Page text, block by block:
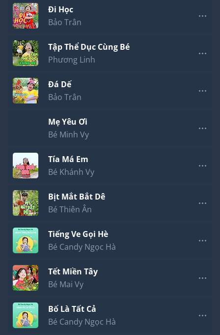
Đi Học
Bảo Trân
Tập Thể Dục Cùng Bé
Phương Linh
Đá Dế
Bảo Trân
Mẹ Yêu Ơi
Bé Minh Vy
Tía Má Em
Bé Khánh Vy
Bịt Mắt Bắt Dê
Bé Thiên Ân
Tiếng Ve Gọi Hè
Bé Candy Ngọc Hà
Tết Miền Tây
Bé Mai Vy
Bố Là Tất Cả
Bé Candy Ngọc Hà